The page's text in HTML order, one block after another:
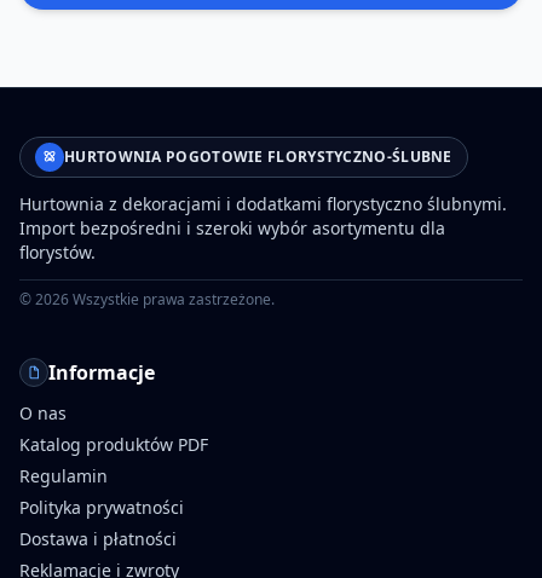
HURTOWNIA POGOTOWIE FLORYSTYCZNO-ŚLUBNE
Hurtownia z dekoracjami i dodatkami florystyczno ślubnymi.
Import bezpośredni i szeroki wybór asortymentu dla
florystów.
©2026Wszystkie prawa zastrzeżone.
Informacje
O nas
Katalog produktów PDF
Regulamin
Polityka prywatności
Dostawa i płatności
Reklamacje i zwroty